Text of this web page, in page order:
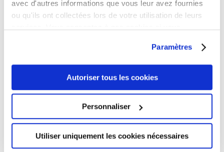
avec d'autres informations que vous leur avez fournies
ou qu'ils ont collectées lors de votre utilisation de leurs
Paramètres
Autoriser tous les cookies
Personnaliser
Utiliser uniquement les cookies nécessaires
État civil
Un dossier de mariage est à retirer en
mairie. Le mariage peut être célébré dans
la commune où l’un des futurs époux à
son domicile ou sa résidence.